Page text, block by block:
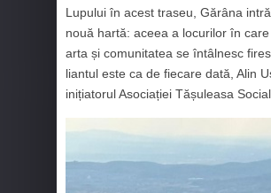
Lupului în acest traseu, Gărâna
nouă hartă: aceea a locurilor în care
arta și comunitatea se întâlnesc
liantul este ca de fiecare dată, Alin
inițiatorul Asociației Tășuleasa Social.